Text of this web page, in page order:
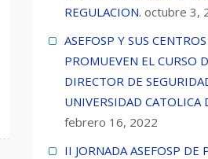
REGULACION. octubre 3,
ASEFOSP Y SUS CENTROS
PROMUEVEN EL CURSO
DIRECTOR DE
UNIVERSIDAD CATOLICA
febrero 16, 2022
II JORNADA ASEFOSP DE